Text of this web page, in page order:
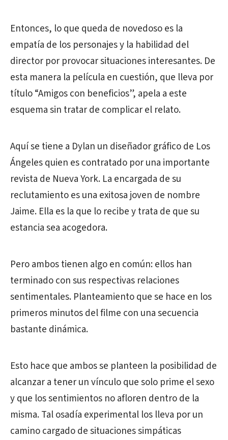
Entonces, lo que queda de novedoso es la
empatía de los personajes y la habilidad del
director por provocar situaciones interesantes. De
esta manera la película en cuestión, que lleva por
título “Amigos con beneficios”, apela a este
esquema sin tratar de complicar el relato.
Aquí se tiene a Dylan un diseñador gráfico de Los
Ángeles quien es contratado por una importante
revista de Nueva York. La encargada de su
reclutamiento es una exitosa joven de nombre
Jaime. Ella es la que lo recibe y trata de que su
estancia sea acogedora.
Pero ambos tienen algo en común: ellos han
terminado con sus respectivas relaciones
sentimentales. Planteamiento que se hace en los
primeros minutos del filme con una secuencia
bastante dinámica.
Esto hace que ambos se planteen la posibilidad de
alcanzar a tener un vínculo que solo prime el sexo
y que los sentimientos no afloren dentro de la
misma. Tal osadía experimental los lleva por un
camino cargado de situaciones simpáticas